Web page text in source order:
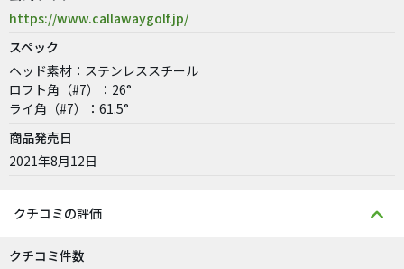
https://www.callawaygolf.jp/
スペック
ヘッド素材：ステンレススチール
ロフト角（#7）：26°
ライ角（#7）：61.5°
商品発売日
2021年8月12日
クチコミの評価
クチコミ件数